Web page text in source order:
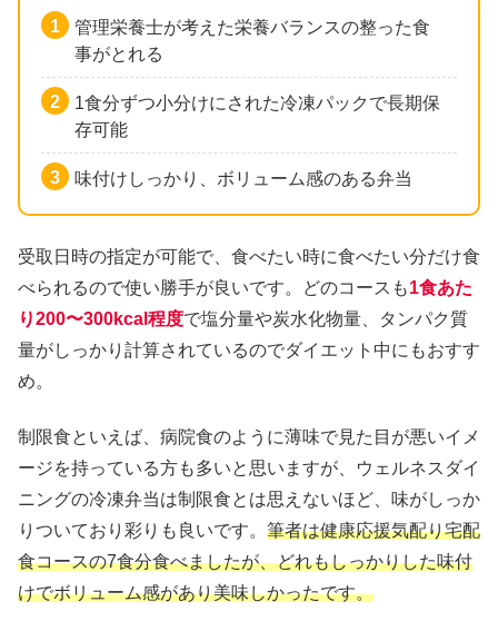
管理栄養士が考えた栄養バランスの整った食
事がとれる
1食分ずつ小分けにされた冷凍パックで長期保
存可能
味付けしっかり、ボリューム感のある弁当
受取日時の指定が可能で、食べたい時に食べたい分だけ食
べられるので使い勝手が良いです。どのコースも1食あた
り200〜300kcal程度で塩分量や炭水化物量、タンパク質
量がしっかり計算されているのでダイエット中にもおすす
め。
制限食といえば、病院食のように薄味で見た目が悪いイメ
ージを持っている方も多いと思いますが、ウェルネスダイ
ニングの冷凍弁当は制限食とは思えないほど、味がしっか
りついており彩りも良いです。 筆者は健康応援気配り宅配
食コースの7食分食べましたが、どれもしっかりした味付
けでボリューム感があり美味しかったです。